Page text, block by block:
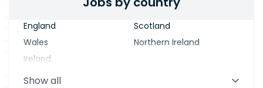
England
Scotland
Wales
Northern Ireland
Ireland
Show all